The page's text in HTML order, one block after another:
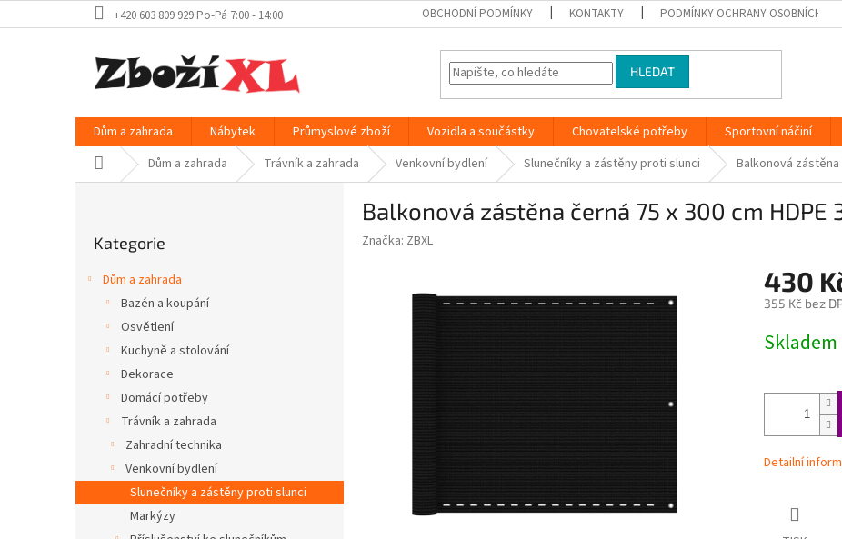
na
+420 603 809 929 Po-Pá 7:00 - 14:00 OBCHODNÍ PODMÍNKY KONTAKTY PODMÍNKY OCHRANY OSOBNÍCH
HLEDAT
Dům a zahrada Nábytek Průmyslové zboží Vozidla a součástky Chovatelské potřeby Sportovní náčiní
Domů Dům a zahrada Trávník a zahrada Venkovní bydlení Slunečníky a zástěny proti slunci Balkonová zástěna
kategorie
Kategorie
Dům a zahrada
Bazén a koupání
Osvětlení
Kuchyně a stolování
Dekorace
Domácí potřeby
Trávník a zahrada
Zahradní technika
Venkovní bydlení
Slunečníky a zástěny proti slunci
Markýzy
Balkonová zástěna černá 75 x 300 cm HDPE
Značka: ZBXL
430
355 Kč bez
cena:
Skladem
Detailní